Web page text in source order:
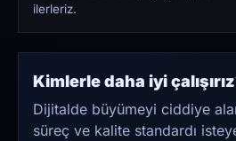
ilerleriz.
Kimlerle daha iyi
Dijitalde büyümeyi ciddiye
süreç ve kalite standardı